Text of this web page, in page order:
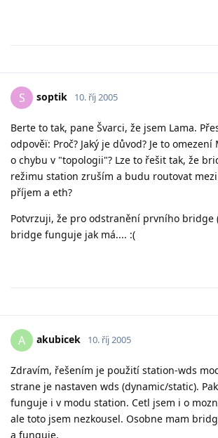
S soptik 10. říj 2005
Berte to tak, pane Švarci, že jsem Lama.
odpověï: Proč? Jaký je důvod? Je to
o chybu v "topologii"? Lze to řešit tak, že
režimu station zruším a budu routovat
příjem a eth?
Potvrzuji, že pro odstranění prvního bridge
bridge funguje jak má.... :(
A akubicek 10. říj 2005
Zdravím, řešením je použití station-wds
strane je nastaven wds (dynamic/static).
funguje i v modu station. Cetl jsem i o
ale toto jsem nezkousel. Osobne mam
a funguje.